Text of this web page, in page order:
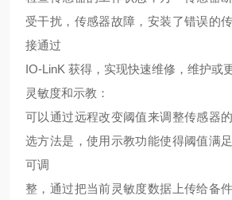
受干扰，传感器故障，安装了错误的
接通过
IO-LinK 获得，实现快速维修，维护或更
灵敏度和示教：
可以通过远程改变阈值来调整传感器
选方法是，使用示教功能使得阈值满
可调
整，通过把当前灵敏度数据上传给备